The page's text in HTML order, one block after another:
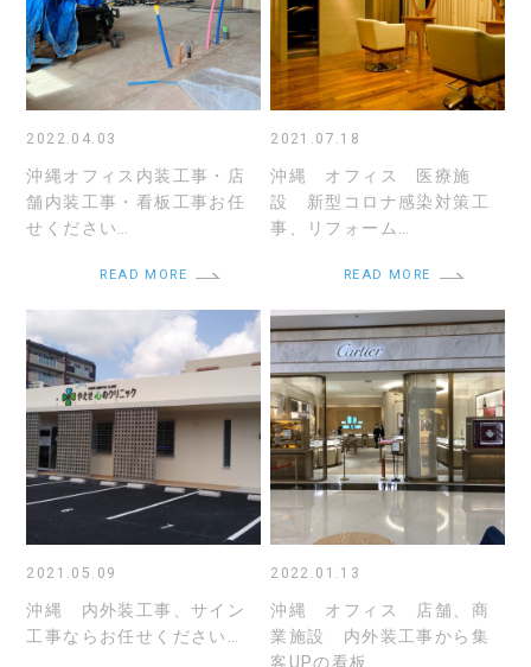
2022.04.03
沖縄オフィス内装工事・店
舗内装工事・看板工事お任
せください…
READ MORE
2021.07.18
沖縄 オフィス 医療施
設 新型コロナ感染対策工
事、リフォーム…
READ MORE
2021.05.09
沖縄 内外装工事、サイン
工事ならお任せください…
2022.01.13
沖縄 オフィス 店舗、商
業施設 内外装工事から集
客UPの看板…